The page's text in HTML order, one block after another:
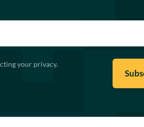
your privacy.